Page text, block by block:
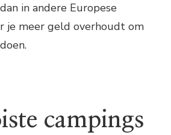
in andere Europese
je meer geld overhoudt om
campings